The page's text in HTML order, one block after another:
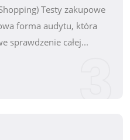
Testy zakupowe
forma audytu, która
sprawdzenie całej...3